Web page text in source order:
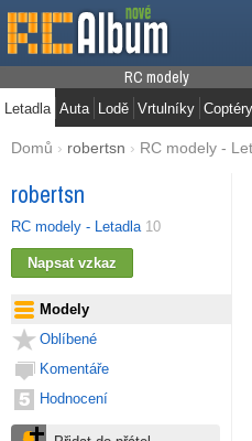
RC modely
Letadla Auta Lodě Vrtulníky Coptéry
Domů › robertsn › RC modely -
robertsn
RC modely - Letadla 10
Modely
Oblíbené
Komentáře
Hodnocení